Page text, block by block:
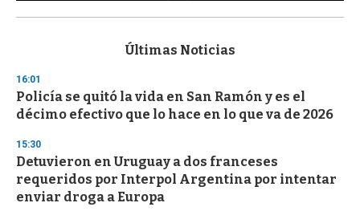
s
d
s
o
f
3
s
c
o
Últimas Noticias
16:01
Policía se quitó la vida en San Ramón y es el
décimo efectivo que lo hace en lo que va de 2026
15:30
Detuvieron en Uruguay a dos franceses
requeridos por Interpol Argentina por intentar
enviar droga a Europa